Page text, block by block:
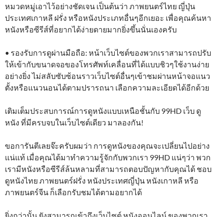
หมวดหมู่เอาไว้อย่างชัดเจน เป็นต้นว่า ภาพยนตร์ไทย ญี่ปุ่น
ประเทศเกาหลี ฝรั่ง หรือหนังประเภทอื่นๆอีกเยอะ เพื่อคุณค้นหา
หนังหรือซีรีส์ที่อยากได้ง่ายดายมากยิ่งขึ้นนั่นเองครับ
• รองรับการดูผ่านมือถือ: หน้าเว็บไซต์ของพวกเราสามารถปรับ
ให้เข้ากับขนาดจอของโทรศัพท์เคลื่อนที่ได้แบบชิวๆใช้งานง่าย
อย่างยิ่ง ไม่สลับซับซ้อนราวเว็บไซต์อื่นๆเข้าชมผ่านหน้าจอแนว
ตั้งหรือแนวนอนได้ตามปรารถนา เลือกความละเอียดได้อีกด้วย
เติมเต็มประสบการณ์การดูหนังแบบเหนือชั้นกับ 99HD เว็บ ดู
หนัง ที่มีครบจบในเว็บไซต์เดียว มาลองกัน!
ขอการันตีเลยจ๊ะครับผมว่า การดูหนังของคุณจะเปลี่ยนไปอย่าง
แน่แท้ เมื่อคุณได้มาทำความรู้จักกับพวกเรา 99HD แน่ๆว่า พวก
เรามีหนังหรือซีรีส์ล้นหลามที่สามารถตอบปัญหากับคุณได้ ชอบ
ดูหนังไทย ภาพยนตร์ฝรั่ง หนังประเทศญี่ปุ่น หนังเกาหลี หรือ
ภาพยนตร์จีน ก็เลือกรับชมได้ตามอยากได้